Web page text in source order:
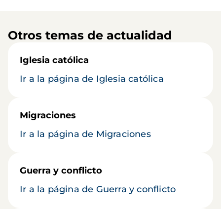
Otros temas de actualidad
Iglesia católica
Ir a la página de Iglesia católica
Migraciones
Ir a la página de Migraciones
Guerra y conflicto
Ir a la página de Guerra y conflicto